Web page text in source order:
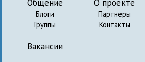
Блоги
Группы
Вакансии
Партнеры
Контакты